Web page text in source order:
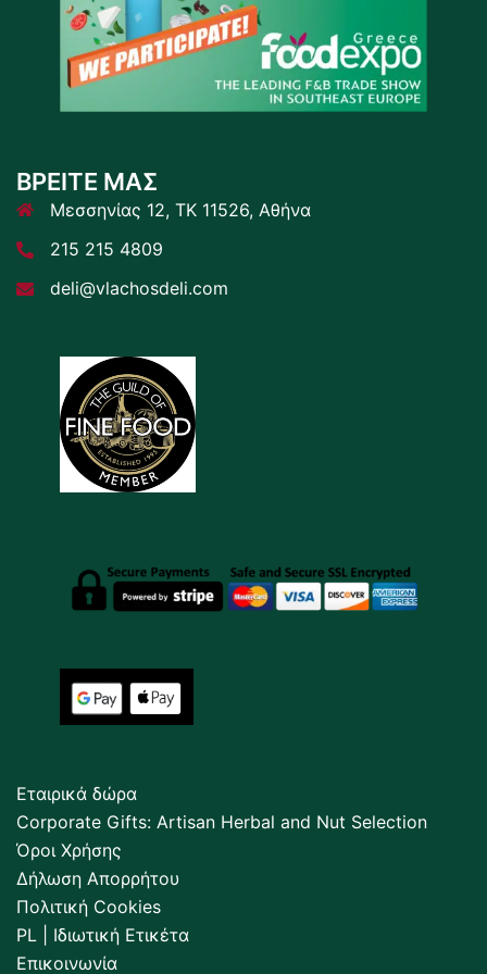
ΒΡΕΙΤΕ ΜΑΣ
Μεσσηνίας 12, ΤΚ 11526, Αθήνα
215 215 4809
deli@vlachosdeli.com
Εταιρικά δώρα
Corporate Gifts: Artisan Herbal and Nut Selection
Όροι Χρήσης
Δήλωση Απορρήτου
Πολιτική Cookies
PL | Ιδιωτική Ετικέτα
Επικοινωνία